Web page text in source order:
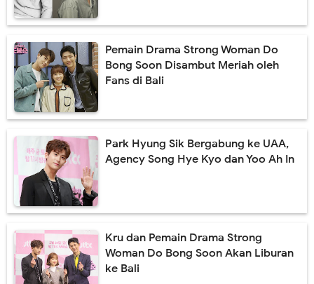
Pemain Drama Strong Woman Do
Bong Soon Disambut Meriah oleh
Fans di Bali
Park Hyung Sik Bergabung ke UAA,
Agency Song Hye Kyo dan Yoo Ah In
Kru dan Pemain Drama Strong
Woman Do Bong Soon Akan Liburan
ke Bali